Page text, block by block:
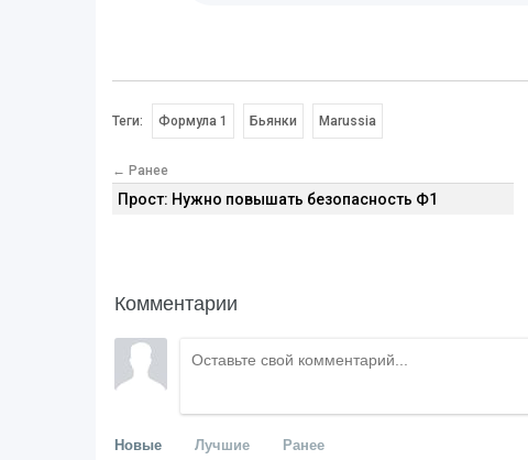
Теги: Формула 1 Бьянки Marussia
← Ранее
Прост: Нужно повышать безопасность Ф1
Комментарии
Новые Лучшие Ранее